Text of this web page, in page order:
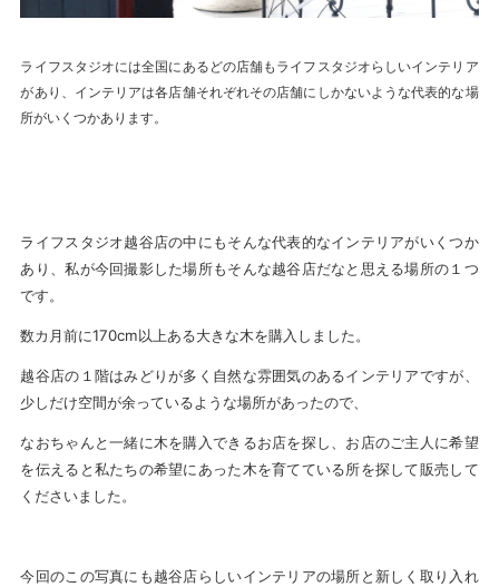
ライフスタジオには全国にあるどの店舗もライフスタジオらしいインテリア
があり、インテリアは各店舗それぞれその店舗にしかないような代表的な場
所がいくつかあります。
ライフスタジオ越谷店の中にもそんな代表的なインテリアがいくつか
あり、私が今回撮影した場所もそんな越谷店だなと思える場所の１つ
です。
数カ月前に170cm以上ある大きな木を購入しました。
越谷店の１階はみどりが多く自然な雰囲気のあるインテリアですが、
少しだけ空間が余っているような場所があったので、
なおちゃんと一緒に木を購入できるお店を探し、お店のご主人に希望
を伝えると私たちの希望にあった木を育てている所を探して販売して
くださいました。
今回のこの写真にも越谷店らしいインテリアの場所と新しく取り入れ